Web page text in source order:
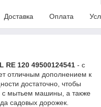
Доставка Оплата
RE 120 49500124541 - с
отличным дополнением к
достаточно, чтобы
с мытьем машины, а также
садовых дорожек.